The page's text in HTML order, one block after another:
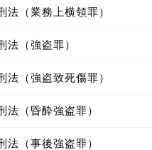
法（業務上横領罪）
法（強盗罪）
法（強盗致死傷罪）
法（昏酔強盗罪）
法（事後強盗罪）